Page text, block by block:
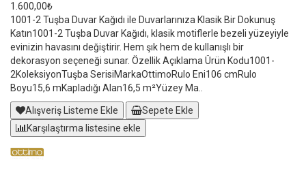
1.600,00₺
1001-2 Tuşba Duvar Kağıdı ile Duvarlarınıza Klasik Bir Dokunuş
Katın1001-2 Tuşba Duvar Kağıdı, klasik motiflerle bezeli yüzeyiyle
evinizin havasını değiştirir. Hem şık hem de kullanışlı bir
dekorasyon seçeneği sunar. Özellik Açıklama Ürün Kodu1001-
2KoleksiyonTuşba SerisiMarkaOttimoRulo Eni106 cmRulo
Boyu15,6 mKapladığı Alan16,5 m²Yüzey Ma..
Alışveriş Listeme Ekle
Sepete Ekle
Karşılaştırma listesine ekle